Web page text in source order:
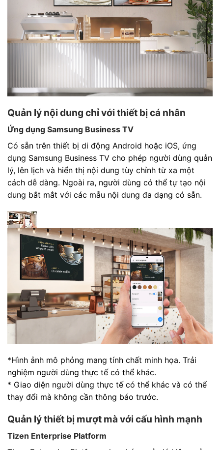
Quản lý nội dung chỉ với thiết bị cá nhân
Ứng dụng Samsung Business TV
Có sẵn trên thiết bị di động Android hoặc iOS, ứng
dụng Samsung Business TV cho phép người dùng quản
lý, lên lịch và hiển thị nội dung tùy chỉnh từ xa một
cách dễ dàng. Ngoài ra, người dùng có thể tự tạo nội
dung bắt mắt với các mẫu nội dung đa dạng có sẵn.
*Hình ảnh mô phỏng mang tính chất minh họa. Trải
nghiệm người dùng thực tế có thể khác.
* Giao diện người dùng thực tế có thể khác và có thể
thay đổi mà không cần thông báo trước.
Quản lý thiết bị mượt mà với cấu hình mạnh
Tizen Enterprise Platform